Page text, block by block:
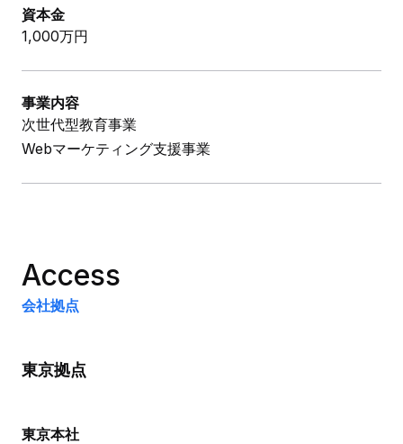
資本金
1,000万円
事業内容
次世代型教育事業
Webマーケティング支援事業
Access
会社拠点
東京拠点
東京本社